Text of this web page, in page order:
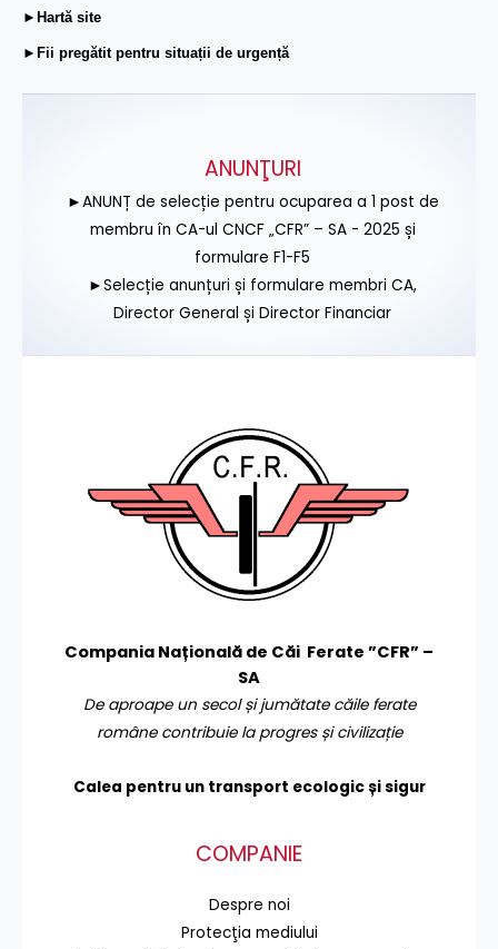
►Hartă site
►Fii pregătit pentru situații de urgență
ANUNŢURI
►ANUNȚ de selecție pentru ocuparea a 1 post de
membru în CA-ul CNCF „CFR” – SA - 2025 și
formulare F1-F5
►Selecție anunțuri și formulare membri CA,
Director General și Director Financiar
Compania Națională de Căi Ferate ”CFR” –
SA
De aproape un secol și jumătate căile ferate
române contribuie la progres și civilizație
Calea pentru un transport ecologic și sigur
COMPANIE
Despre noi
Protecţia mediului